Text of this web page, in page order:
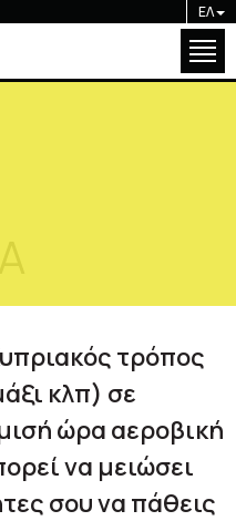
ΕΛ
τρόπος
κλπ) σε
ώρα αεροβική
να μειώσει
σου να πάθεις